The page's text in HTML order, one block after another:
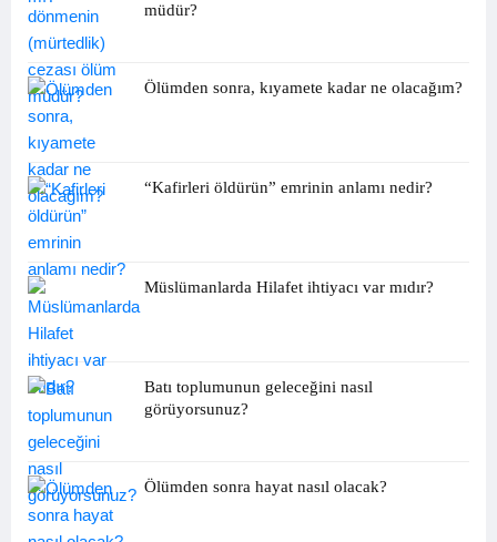
müdür?
Ölümden sonra, kıyamete kadar ne olacağım?
“Kafirleri öldürün” emrinin anlamı nedir?
Müslümanlarda Hilafet ihtiyacı var mıdır?
Batı toplumunun geleceğini nasıl
görüyorsunuz?
Ölümden sonra hayat nasıl olacak?